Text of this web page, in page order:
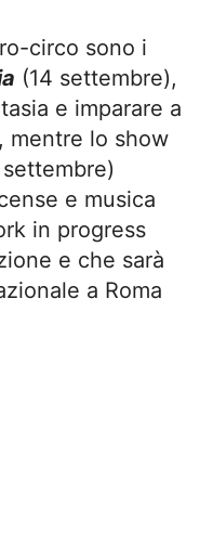
circo sono i
(14 settembre),
e imparare a
mentre lo show
e musica
in progress
e che sarà
a Roma